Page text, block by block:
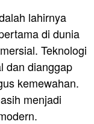
lahirnya
di dunia
Teknologi
dan dianggap
kemewahan.
menjadi